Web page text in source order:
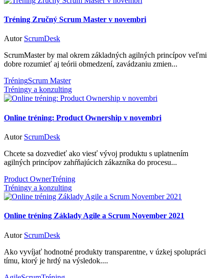
Tréning Zručný Scrum Master v novembri
Autor ScrumDesk
ScrumMaster by mal okrem základných agilných princípov veľmi
dobre rozumieť aj teórii obmedzení, zavádzaniu zmien...
TréningScrum Master
Tréningy a konzulting
Online tréning: Product Ownership v novembri
Autor ScrumDesk
Chcete sa dozvedieť ako viesť vývoj produktu s uplatnením
agilných princípov zahŕňajúcich zákazníka do procesu...
Product OwnerTréning
Tréningy a konzulting
Online tréning Základy Agile a Scrum November 2021
Autor ScrumDesk
Ako vyvíjať hodnotné produkty transparentne, v úzkej spolupráci
tímu, ktorý je hrdý na výsledok....